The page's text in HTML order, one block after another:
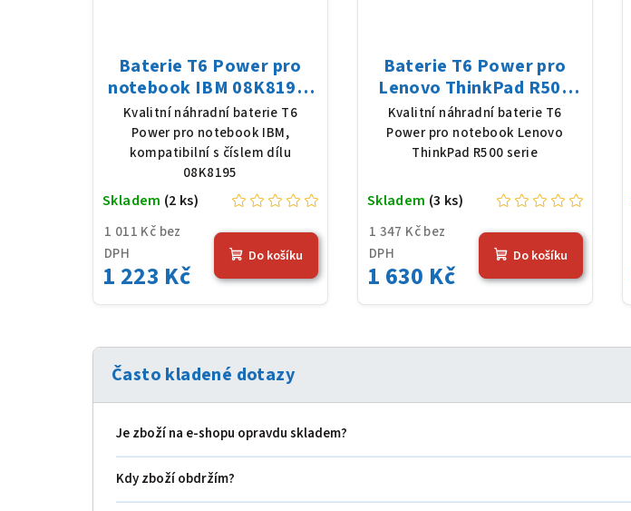
Baterie T6 Power pro
notebook IBM 08K8195,
Li-Ion, 10,8 V, 5200 mAh
(56 Wh), černá
Kvalitní náhradní baterie T6
Power pro notebook IBM,
kompatibilní s číslem dílu
08K8195
1 011 Kč bez
DPH
1 223 Kč
Skladem (2 ks)
Do košíku
Baterie T6 Power pro
Lenovo ThinkPad R500
serie, Li-Ion, 10,8 V, 7800
mAh (84 Wh), černá
Kvalitní náhradní baterie T6
Power pro notebook Lenovo
ThinkPad R500 serie
1 347 Kč bez
DPH
1 630 Kč
Skladem (3 ks)
Do košíku
Často kladené dotazy
Je zboží na e‑shopu opravdu skladem?
Kdy zboží obdržím?